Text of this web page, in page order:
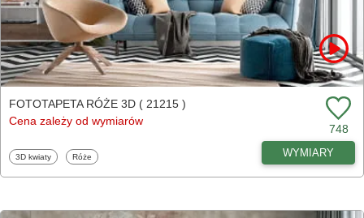
FOTOTAPETA RÓŻE 3D ( 21215 )
Cena zależy od wymiarów
748
Fototapety
3D kwiaty Fototapety
Róże WYMIARY